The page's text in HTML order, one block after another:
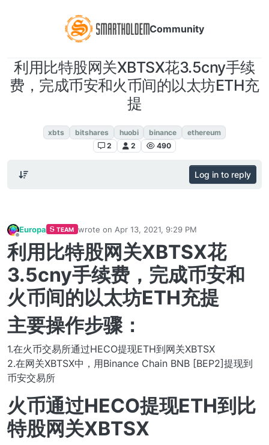
Community
利用比特股网关XBTSX花3.5cny手续
费，完成币安和火币间的以太坊ETH充
提
xbts
bitshares huobi binance
ethereum
2
2 490
Log in to reply
Offline
Europa TEAM wrote on Apr 13, 2021, 9:29 PM
last edited by
利用比特股网关XBTSX花
3.5cny手续费，完成币安和
火币间的以太坊ETH充提
主要操作步骤：
1.在火币交易所通过HECO提现ETH到网关XBTSX
2.在网关XBTSX中，用Binance Chain BNB [BEP2]提现到
币安交易所
火币通过HECO提现ETH到比
特股网关XBTSX